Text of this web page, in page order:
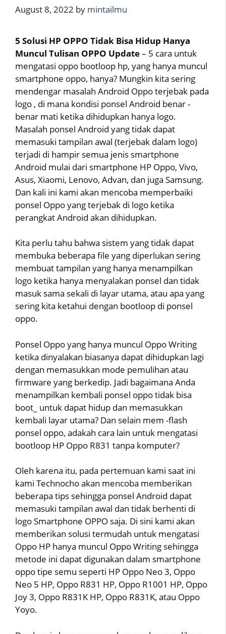
August 8, 2022 by mintailmu
5 Solusi HP OPPO Tidak Bisa Hidup Hanya
Muncul Tulisan OPPO Update– 5 cara untuk
mengatasi oppo bootloop hp, yang hanya muncul
smartphone oppo, hanya? Mungkin kita sering
mendengar masalah Android Oppo terjebak pada
logo , di mana kondisi ponsel Android benar -
benar mati ketika dihidupkan hanya logo.
Masalah ponsel Android yang tidak dapat
memasuki tampilan awal (terjebak dalam logo)
terjadi di hampir semua jenis smartphone
Android mulai dari smartphone HP Oppo, Vivo,
Asus, Xiaomi, Lenovo, Advan, dan juga Samsung.
Dan kali ini kami akan mencoba memperbaiki
ponsel Oppo yang terjebak di logo ketika
perangkat Android akan dihidupkan.
Kita perlu tahu bahwa sistem yang tidak dapat
membuka beberapa file yang diperlukan sering
membuat tampilan yang hanya menampilkan
logo ketika hanya menyalakan ponsel dan tidak
masuk sama sekali di layar utama, atau apa yang
sering kita ketahui dengan bootloop di ponsel
oppo.
Ponsel Oppo yang hanya muncul Oppo Writing
ketika dinyalakan biasanya dapat dihidupkan lagi
dengan memasukkan mode pemulihan atau
firmware yang berkedip. Jadi bagaimana Anda
menampilkan kembali ponsel oppo tidak bisa
boot_ untuk dapat hidup dan memasukkan
kembali layar utama? Dan selain mem -flash
ponsel oppo, adakah cara lain untuk mengatasi
bootloop HP Oppo R831 tanpa komputer?
Oleh karena itu, pada pertemuan kami saat ini
kami Technocho akan mencoba memberikan
beberapa tips sehingga ponsel Android dapat
memasuki tampilan awal dan tidak berhenti di
logo Smartphone OPPO saja. Di sini kami akan
memberikan solusi termudah untuk mengatasi
Oppo HP hanya muncul Oppo Writing sehingga
metode ini dapat digunakan dalam smartphone
oppo tipe semu seperti HP Oppo Neo 3, Oppo
Neo 5 HP, Oppo R831 HP, Oppo R1001 HP, Oppo
Joy 3, Oppo R831K HP, Oppo R831K, atau Oppo
Yoyo.